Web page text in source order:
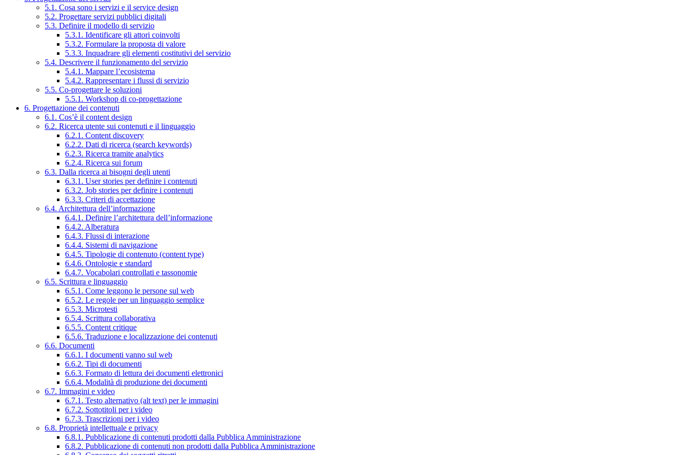
5.1. Cosa sono i servizi e il service design
5.2. Progettare servizi pubblici digitali
5.3. Definire il modello di servizio
5.3.1. Identificare gli attori coinvolti
5.3.2. Formulare la proposta di valore
5.3.3. Inquadrare gli elementi costitutivi del servizio
5.4. Descrivere il funzionamento del servizio
5.4.1. Mappare l’ecosistema
5.4.2. Rappresentare i flussi di servizio
5.5. Co-progettare le soluzioni
5.5.1. Workshop di co-progettazione
6. Progettazione dei contenuti
6.1. Cos’è il content design
6.2. Ricerca utente sui contenuti e il linguaggio
6.2.1. Content discovery
6.2.2. Dati di ricerca (search keywords)
6.2.3. Ricerca tramite analytics
6.2.4. Ricerca sui forum
6.3. Dalla ricerca ai bisogni degli utenti
6.3.1. User stories per definire i contenuti
6.3.2. Job stories per definire i contenuti
6.3.3. Criteri di accettazione
6.4. Architettura dell’informazione
6.4.1. Definire l’architettura dell’informazione
6.4.2. Alberatura
6.4.3. Flussi di interazione
6.4.4. Sistemi di navigazione
6.4.5. Tipologie di contenuto (content type)
6.4.6. Ontologie e standard
6.4.7. Vocabolari controllati e tassonomie
6.5. Scrittura e linguaggio
6.5.1. Come leggono le persone sul web
6.5.2. Le regole per un linguaggio semplice
6.5.3. Microtesti
6.5.4. Scrittura collaborativa
6.5.5. Content critique
6.5.6. Traduzione e localizzazione dei contenuti
6.6. Documenti
6.6.1. I documenti vanno sul web
6.6.2. Tipi di documenti
6.6.3. Formato di lettura dei documenti elettronici
6.6.4. Modalità di produzione dei documenti
6.7. Immagini e video
6.7.1. Testo alternativo (alt text) per le immagini
6.7.2. Sottotitoli per i video
6.7.3. Trascrizioni per i video
6.8. Proprietà intellettuale e privacy
6.8.1. Pubblicazione di contenuti prodotti dalla Pubblica Amministrazione
6.8.2. Pubblicazione di contenuti non prodotti dalla Pubblica Amministrazione